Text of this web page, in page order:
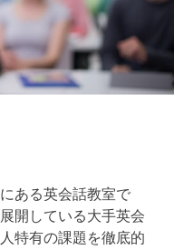
ある英会話教室で
開している大手英会
特有の課題を徹底的